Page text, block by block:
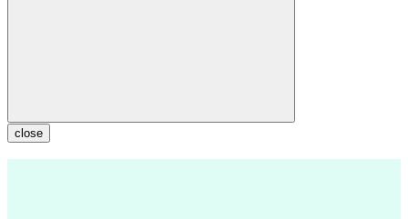
close